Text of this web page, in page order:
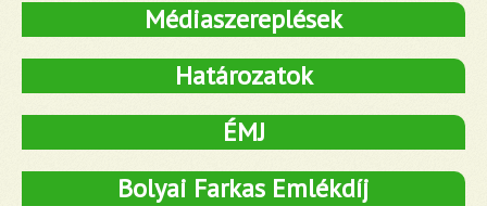
Médiaszereplések
Határozatok
ÉMJ
Bolyai Farkas Emlékdíj